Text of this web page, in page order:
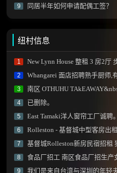
9 同居半年如何申请配偶工签？
纽村信息
1 New Lynn House 整租 3 房2厅
2 Whangarei 面店招聘熟手厨师,
3 南区 OTHUHU
4 已删除。
5 East Tamaki洋人窗帘工厂诚聘。
6 Rolleston - 基督城中型客房出
7 基督城Rolleston新房民宿招租
8 食品厂招工 南区食品厂招生产
9 我们是来自台湾与深圳的年轻